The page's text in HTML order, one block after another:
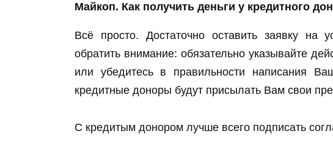
Майкоп. Как получить деньги у кредитного
Всё просто. Достаточно оставить заявку на
обратить внимание: обязательно указывайте
или убедитесь в правильности написания
кредитные доноры будут присылать Вам свои
С кредитым донором лучше всего подписать